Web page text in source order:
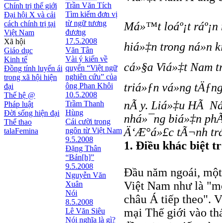
Chính trị thế giới
Đại hội X và cải
cách chính trị tại
Việt Nam
Xã hội
Giáo dục
Kinh tế
Đồng tính luyến ái
trong xã hội hiện
đại
Thế hệ @
Pháp luật
Đời sống hiện đại
Thể thao
talaFemina
Trần Văn Tích
Tìm kiếm đơn vị
từ ngữ tương
đương
17.5.2008
Văn Tân
Vài ý kiến về
quyển “Việt ngữ
nghiên cứu” của
ông Phan Khôi
10.5.2008
Trầm Thanh
Hùng
Cái cười trong
ngôn từ Việt Nam
9.5.2008
Đặng Thân
“Bán[h]”
9.5.2008
Nguyễn Văn
Xuân
Nói
8.5.2008
Lê Văn Siêu
Nói nghĩa là gì?
Má»™t loáº¡t ráº¡n
hiá»‡n trong ná»n
cá»§a Viá»‡t Nam
triá»ƒn vá»ng
nÃ y. Liá»‡u HÃ
nhá»¯ng biá»‡n
Ä‘Æ°á»£c tÃ¬nh
1. Điều khác biệt
Đầu năm ngoái,
Việt Nam như là
châu Á tiếp theo".
mại Thế giới vào